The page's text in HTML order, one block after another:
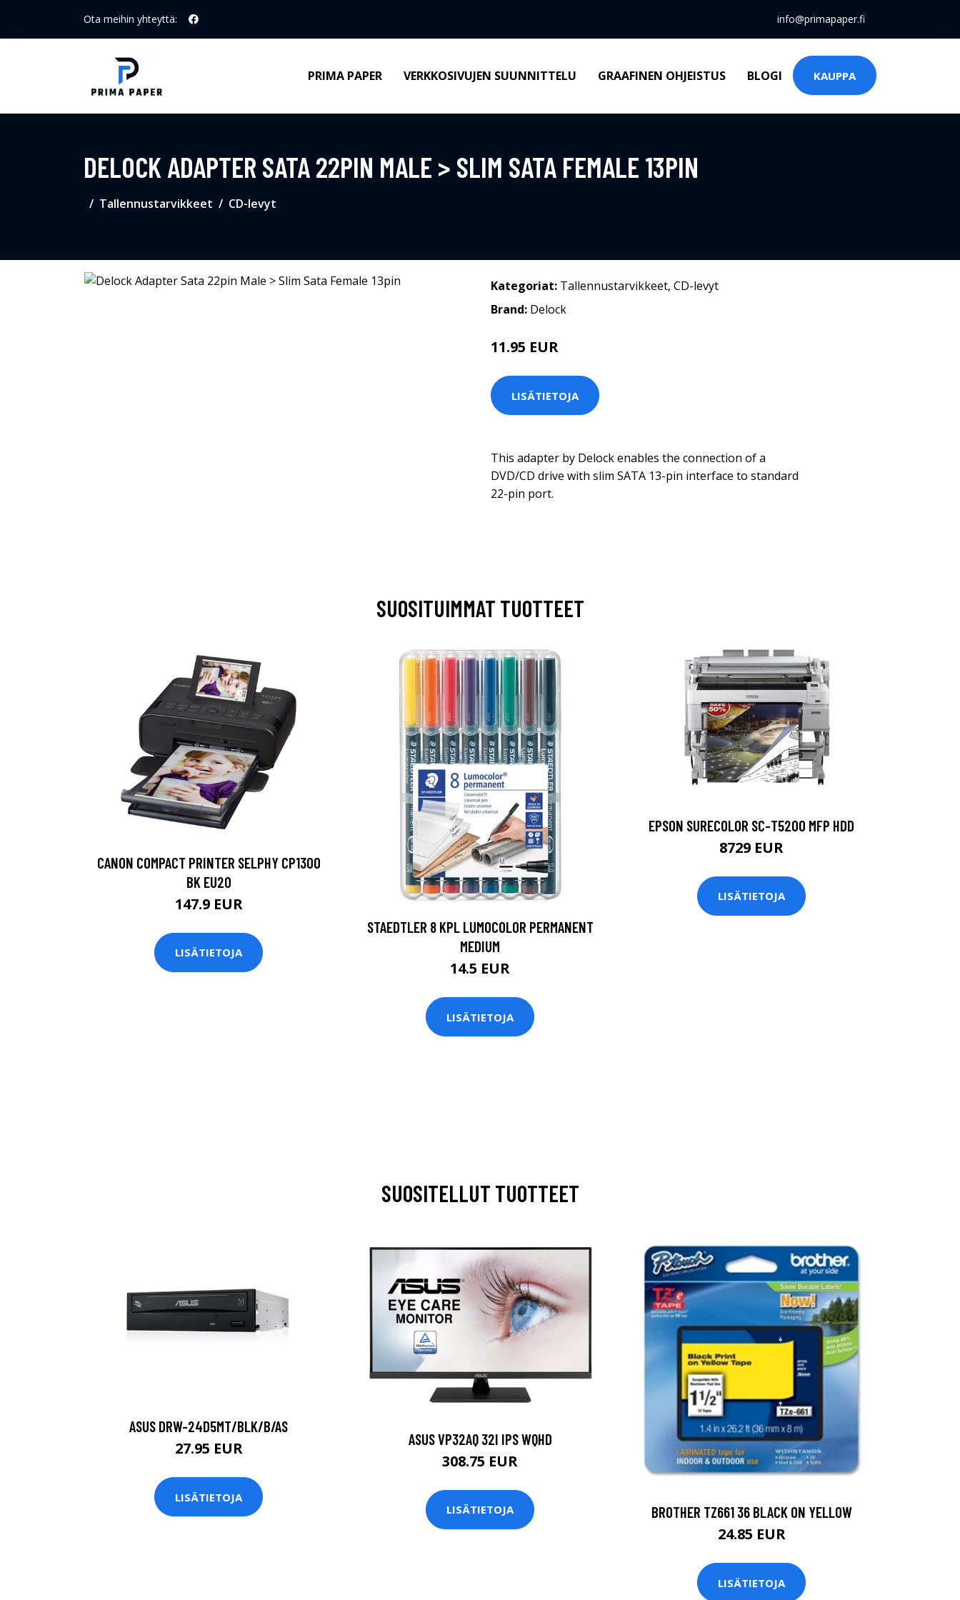
Ota meihin yhteyttä: info@primapaper.fi
PRIMA PAPER VERKKOSIVUJEN SUUNNITTELU GRAAFINEN OHJEISTUS BLOGI KAUPPA
DELOCK ADAPTER SATA 22PIN MALE > SLIM SATA FEMALE 13PIN
Tallennustarvikkeet CD-levyt
Kategoriat: Tallennustarvikkeet, CD-levyt
Brand: Delock
11.95 EUR
LISÄTIETOJA
This adapter by Delock enables the connection of a
DVD/CD drive with slim SATA 13-pin interface to standard
22-pin port.
SUOSITUIMMAT TUOTTEET
CANON COMPACT PRINTER SELPHY CP1300
BK EU20
147.9 EUR
LISÄTIETOJA
STAEDTLER 8 KPL LUMOCOLOR PERMANENT
MEDIUM
14.5 EUR
LISÄTIETOJA
EPSON SURECOLOR SC-T5200 MFP HDD
8729 EUR
LISÄTIETOJA
SUOSITELLUT TUOTTEET
ASUS DRW-24D5MT/BLK/B/AS
27.95 EUR
LISÄTIETOJA
ASUS VP32AQ 32I IPS WQHD
308.75 EUR
LISÄTIETOJA BROTHER TZ661 36 BLACK ON YELLOW
24.85 EUR
LISÄTIETOJA